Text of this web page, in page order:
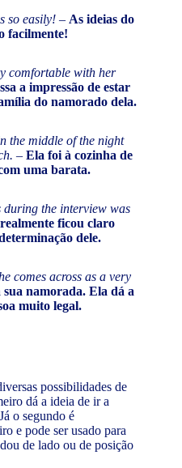
so easily! – As ideias do
facilmente!
comfortable with her
a impressão de estar
do namorado dela.
the middle of the night
– Ela foi à cozinha de
uma barata.
during the interview was
ficou claro
dele.
comes across as a very
sua namorada. Ela dá a
muito legal.
possibilidades de
dá a ideia de ir a
o segundo é
e pode ser usado para
de lado ou de posição